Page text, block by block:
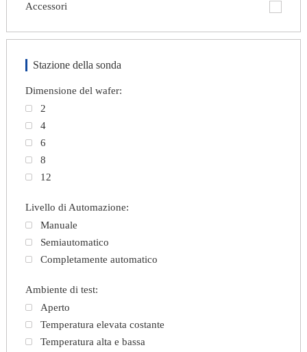
Accessori
Stazione della sonda
Dimensione del wafer:
2
4
6
8
12
Livello di Automazione:
Manuale
Semiautomatico
Completamente automatico
Ambiente di test:
Aperto
Temperatura elevata costante
Temperatura alta e bassa